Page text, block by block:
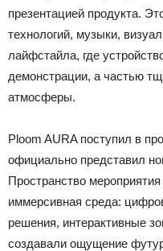
презентацией продукта.
технологий, музыки,
лайфстайла, где
демонстрации, а частью
атмосферы.
Ploom AURA поступил в
официально представил
Пространство
иммерсивная среда:
решения, интерактивные
создавали ощущение